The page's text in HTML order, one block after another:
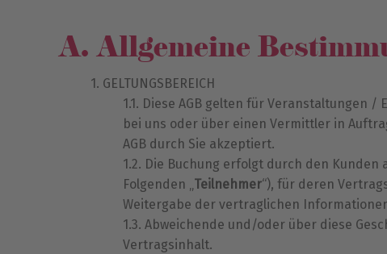
A. Allgemeine
GELTUNGSBEREICH
Diese AGB gelten für Veranstaltungen /
bei uns oder über einen Vermittler in
AGB durch Sie akzeptiert.
Die Buchung erfolgt durch den
Folgenden „Teilnehmer“), für deren
Weitergabe der vertraglichen
Abweichende und/oder über diese
Vertragsinhalt.